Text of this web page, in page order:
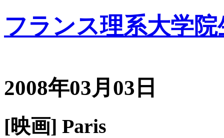
フランス理系大学
2008年03月03日
[映画] Paris